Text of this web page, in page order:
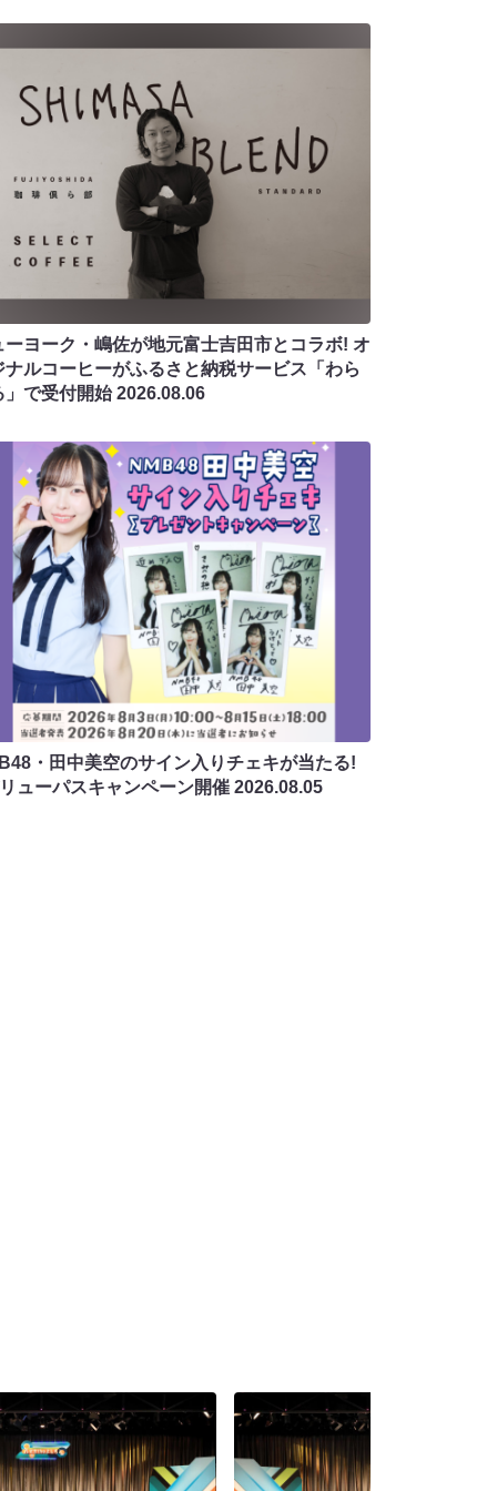
ーヨーク・嶋佐が地元富士吉田市とコラボ! オ
ナルコーヒーがふるさと納税サービス「わら
」で受付開始2026.08.06
・田中美空のサイン入りチェキが当たる!
ューパスキャンペーン開催 2026.08.05